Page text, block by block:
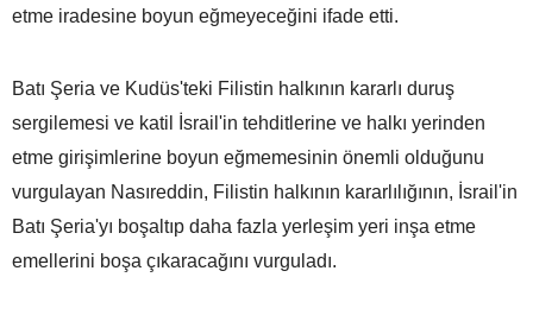
etme iradesine boyun eğmeyeceğini ifade etti.
Batı Şeria ve Kudüs'teki Filistin halkının kararlı duruş
sergilemesi ve katil İsrail'in tehditlerine ve halkı yerinden
etme girişimlerine boyun eğmemesinin önemli olduğunu
vurgulayan Nasıreddin, Filistin halkının kararlılığının, İsrail'in
Batı Şeria'yı boşaltıp daha fazla yerleşim yeri inşa etme
emellerini boşa çıkaracağını vurguladı.